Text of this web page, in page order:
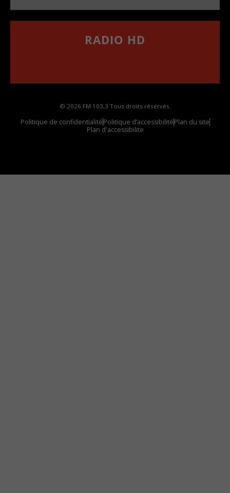
RADIO HD
© 2026 FM 103,3 Tous droits réservés.
Politique de confidentialitéPolitique d’accessibilitéPlan du site
Plan d'accessibilite